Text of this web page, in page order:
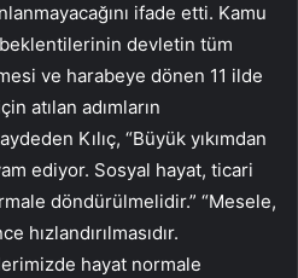
ifade etti. Kamu
devletin tüm
ve harabeye dönen 11 ilde
atılan adımların
Kılıç, “Büyük yıkımdan
ediyor. Sosyal hayat, ticari
döndürülmelidir.” “Mesele,
hızlandırılmasıdır.
hayat normale